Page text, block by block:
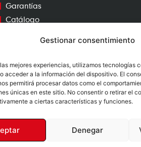
Gestionar consentimiento
mejores experiencias, utilizamos tecnologías
acceder a la información del dispositivo. El
permitirá procesar datos como el
únicas en este sitio. No consentir o retirar el
a ciertas características y funciones.
Denegar
Garantías
Catálogo